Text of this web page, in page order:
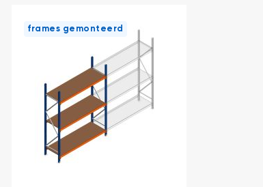
frames gemonteerd